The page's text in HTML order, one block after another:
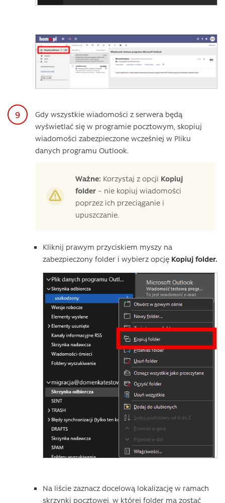
Gdy wszystkie wiadomości z serwera będą
wyświetlać się w programie pocztowym, skopiuj
wiadomości zabezpieczone wcześniej w Pliku
danych programu Outlook.
Ważne: Korzystaj z opcji Kopiuj
folder – nie kopiuj wiadomości
poprzez ich przeciąganie i
upuszczanie.
Kliknij prawym przyciskiem myszy na
zabezpieczony folder i wybierz opcję Kopiuj folder.
Na liście zaznacz docelową lokalizację w ramach
skrzynki pocztowej, w której folder ma zostać